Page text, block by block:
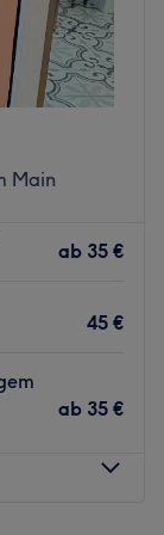
die Profis
lassen.
auch
up
Tram- und
und
Main
ab 35 €
45 €
ab 35 €